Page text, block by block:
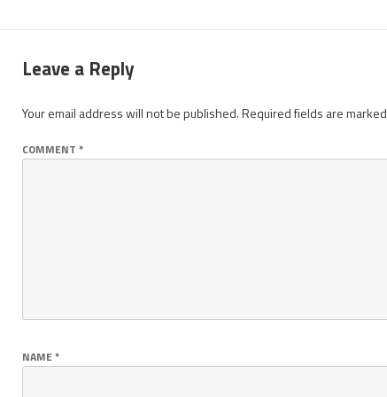
Leave a Reply
Your email address will not be published.Required fields are
COMMENT *
NAME*